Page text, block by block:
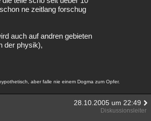
ne zeitlang forschug
auch auf andren gebieten
der physik),
aber falle nie einem Dogma zum Opfer.
28.10.2005 um 22:49
Diskussionsleiter